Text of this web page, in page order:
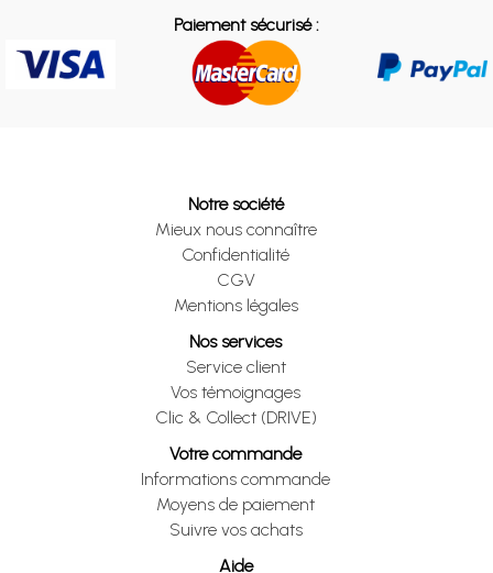
Paiement sécurisé :
Notre société
Mieux nous connaître
Confidentialité
CGV
Mentions légales
Nos services
Service client
Vos témoignages
Clic & Collect (DRIVE)
Votre commande
Informations commande
Moyens de paiement
Suivre vos achats
Aide